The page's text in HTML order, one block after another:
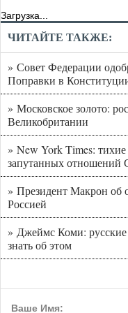
Загрузка...
ЧИТАЙТЕ ТАКЖЕ:
» Совет Федерации
Поправки в
» Московское золото:
Великобритании
» New York Times:
запутанных
» Президент Макрон
Россией
» Джеймс Коми:
знать об этом
Ваше Имя: